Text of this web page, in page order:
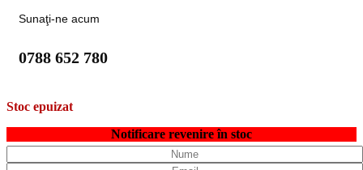
Sunaţi-ne acum
0788 652 780
Stoc epuizat
Notificare revenire în stoc